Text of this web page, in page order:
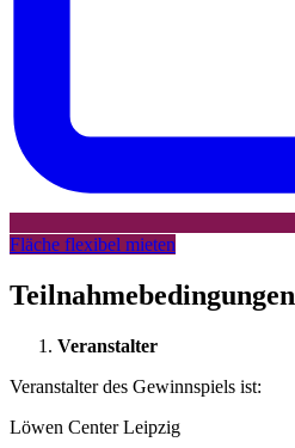
Fläche flexibel mieten
Teilnahmebedingungen
Veranstalter
Veranstalter des Gewinnspiels ist:
Löwen Center Leipzig